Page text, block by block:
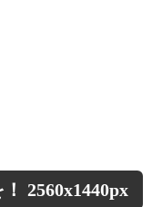
2560x1440px